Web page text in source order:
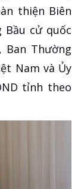
thiện Biên
Bầu cử quốc
Ban Thường
Nam và Ủy
tỉnh theo